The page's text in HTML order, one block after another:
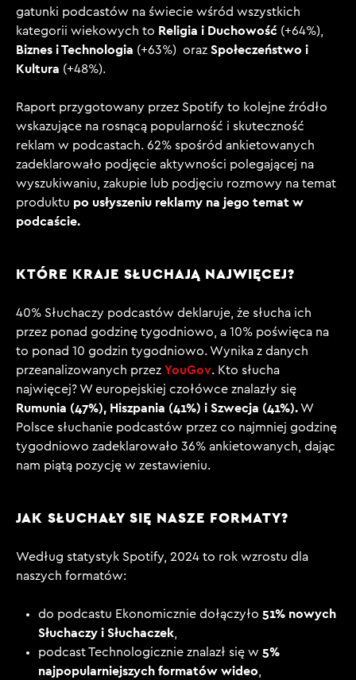
gatunki podcastów na świecie wśród wszystkich
kategorii wiekowych to Religia i Duchowość (+64%),
Biznes i Technologia (+63%) oraz Społeczeństwo i
Kultura (+48%).
Raport przygotowany przez Spotify to kolejne źródło
wskazujące na rosnącą popularność i skuteczność
reklam w podcastach. 62% spośród ankietowanych
zadeklarowało podjęcie aktywności polegającej na
wyszukiwaniu, zakupie lub podjęciu rozmowy na temat
produktu po usłyszeniu reklamy na jego temat w
podcaście.
KTÓRE KRAJE SŁUCHAJĄ NAJWIĘCEJ?
40% Słuchaczy podcastów deklaruje, że słucha ich
przez ponad godzinę tygodniowo, a 10% poświęca na
to ponad 10 godzin tygodniowo. Wynika z danych
przeanalizowanych przez YouGov. Kto słucha
najwięcej? W europejskiej czołówce znalazły się
Rumunia (47%), Hiszpania (41%) i Szwecja (41%).W
Polsce słuchanie podcastów przez co najmniej godzinę
tygodniowo zadeklarowało 36% ankietowanych, dając
nam piątą pozycję w zestawieniu.
JAK SŁUCHAŁY SIĘ NASZE FORMATY?
Według statystyk Spotify, 2024 to rok wzrostu dla
naszych formatów:
do podcastu Ekonomicznie dołączyło 51% nowych
Słuchaczy i Słuchaczek
podcast Technologicznie znalazł się w 5%
najpopularniejszych formatów wideo